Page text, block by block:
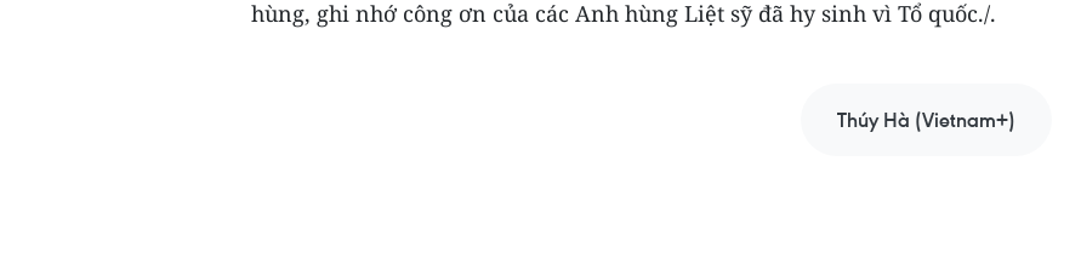
hùng, ghi nhớ công ơn của các Anh hùng Liệt sỹ đã hy sinh vì Tổ quốc./.
Thúy Hà (Vietnam+)